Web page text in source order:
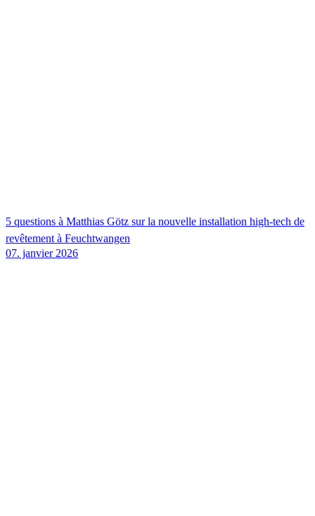
5 questions à Matthias Götz sur la nouvelle installation high-tech de
revêtement à Feuchtwangen
07. janvier 2026